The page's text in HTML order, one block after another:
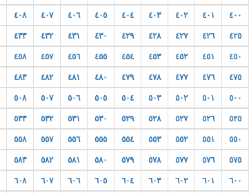
٤٠٠ ٤٠١ ٤٠٢ ٤٠٣ ٤٠٤ ٤٠٥ ٤٠٦ ٤٠٧ ٤٠٨
٤٢٥ ٤٢٦ ٤٢٧ ٤٢٨ ٤٢٩ ٤٣٠ ٤٣١ ٤٣٢ ٤٣٣
٤٥٠ ٤٥١ ٤٥٢ ٤٥٣ ٤٥٤ ٤٥٥ ٤٥٦ ٤٥٧ ٤٥٨
٤٧٥ ٤٧٦ ٤٧٧ ٤٧٨ ٤٧٩ ٤٨٠ ٤٨١ ٤٨٢ ٤٨٣
٥٠٠ ٥٠١ ٥٠٢ ٥٠٣ ٥٠٤ ٥٠٥ ٥٠٦ ٥٠٧ ٥٠٨
٥٢٥ ٥٢٦ ٥٢٧ ٥٢٨ ٥٢٩ ٥٣٠ ٥٣١ ٥٣٢ ٥٣٣
٥٥٠ ٥٥١ ٥٥٢ ٥٥٣ ٥٥٤ ٥٥٥ ٥٥٦ ٥٥٧ ٥٥٨
٥٧٥ ٥٧٦ ٥٧٧ ٥٧٨ ٥٧٩ ٥٨٠ ٥٨١ ٥٨٢ ٥٨٣
٦٠٠ ٦٠١ ٦٠٢ ٦٠٣ ٦٠٤ ٦٠٥ ٦٠٦ ٦٠٧ ٦٠٨